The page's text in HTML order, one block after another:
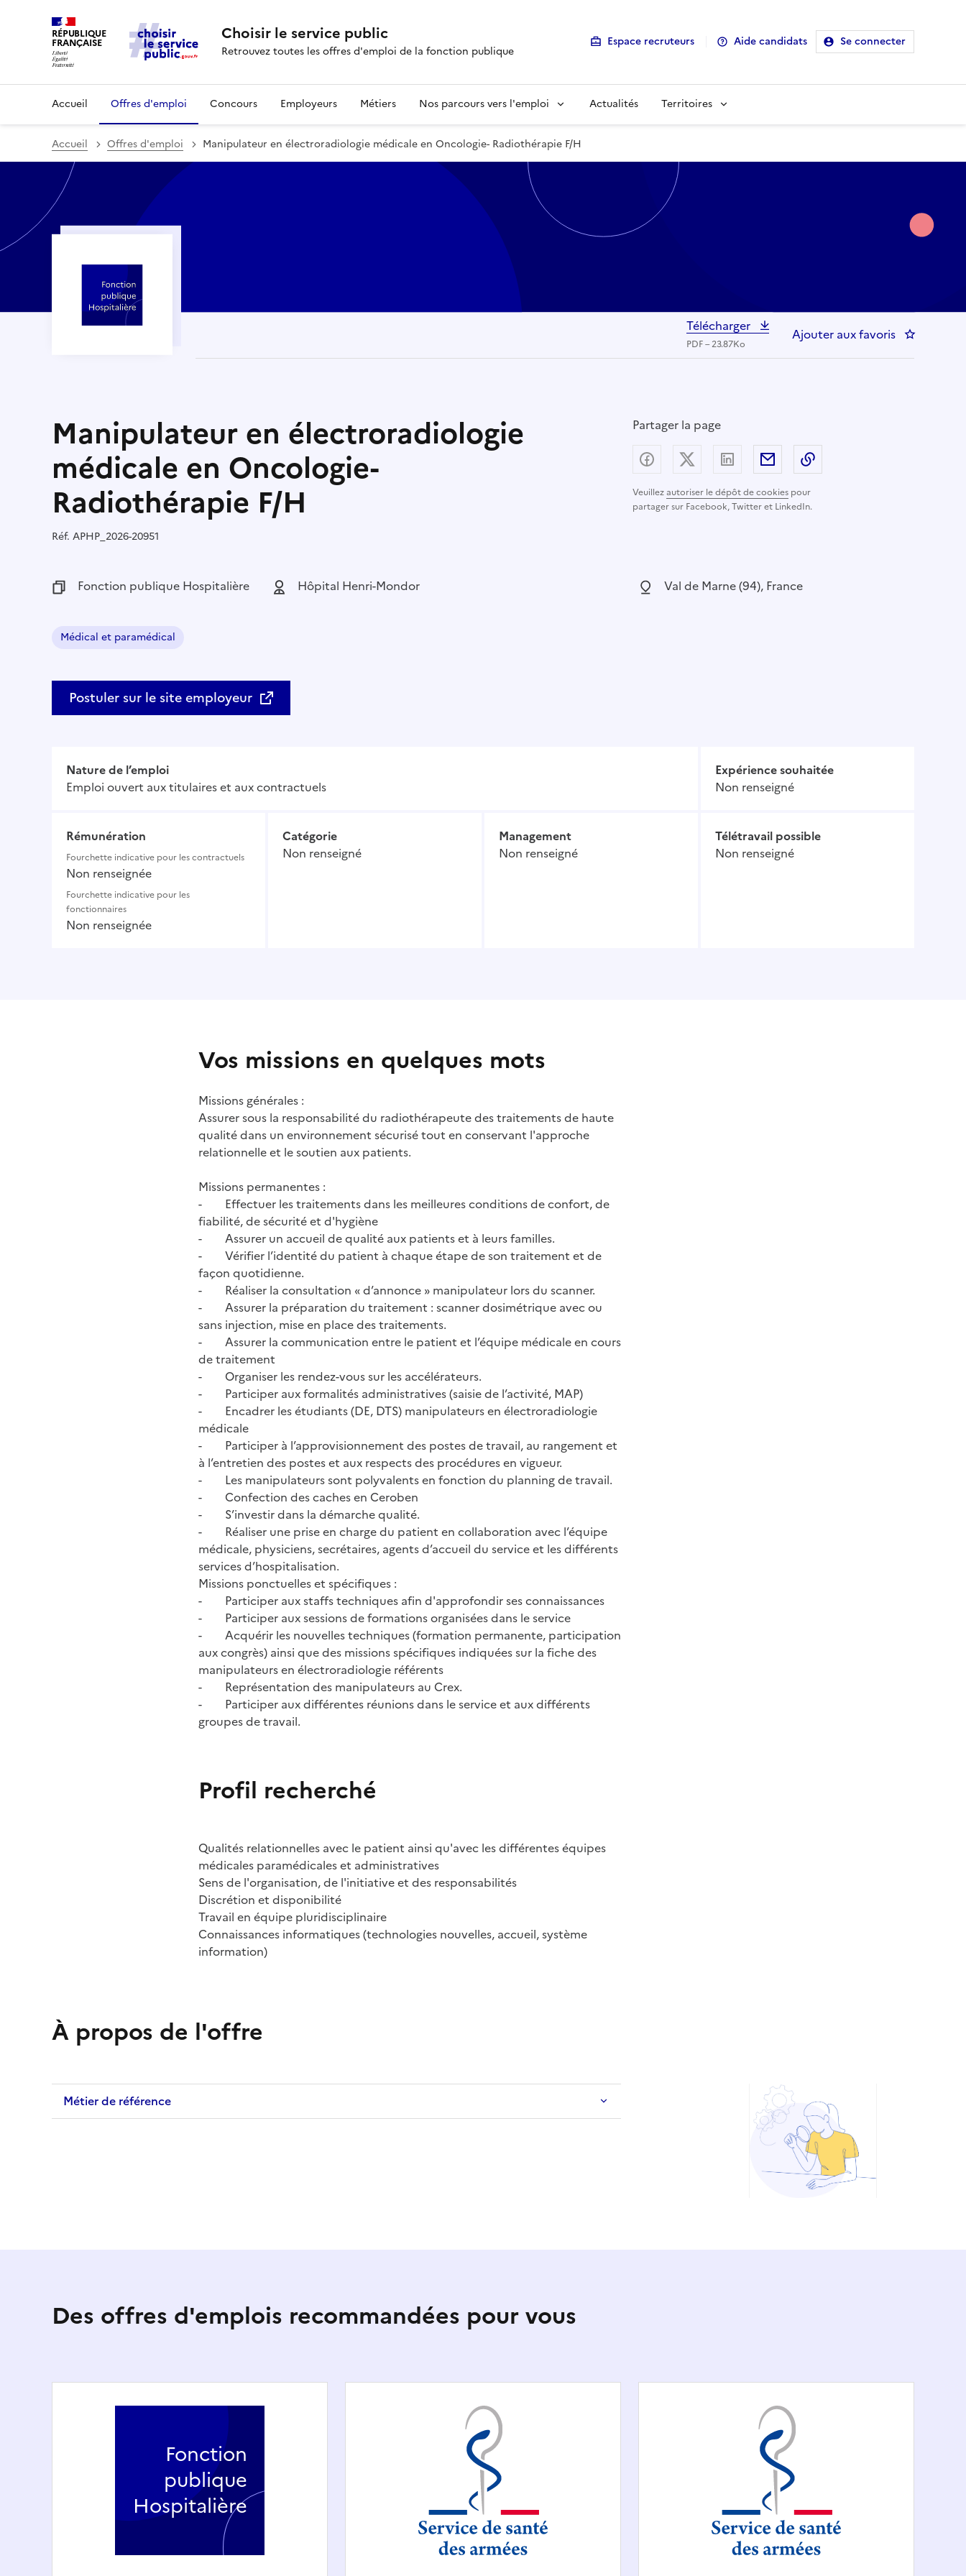
RÉPUBLIQUE
FRANÇAISE Choisir le service public
Retrouvez toutes les offres d'emploi de la fonction publique
Espace recruteurs Aide candidats Se connecter
Accueil Offres d'emploi Concours Employeurs Métiers Nos parcours vers l'emploi Actualités Territoires
Accueil Offres d'emploi Manipulateur en électroradiologie médicale en Oncologie- Radiothérapie F/H
Télécharger
PDF – 23.87Ko
Ajouter aux favoris :
Manipulateur en électroradiologie
médicale en Oncologie-
Radiothérapie F/H
Partager la page
Veuillezautoriser le dépôt de cookies pour
partager sur Facebook, Twitter et LinkedIn.
Partager sur Facebook
Partager sur X (anciennement Twitter) -
Partager sur LinkedIn
Partager par email
Réf. Référence :
APHP_2026-20951
Fonction publique :
Fonction publique Hospitalière Employeur :
Hôpital Henri-Mondor Localisation :
Val de Marne (94), France
Médical et paramédical
Postuler sur le site employeur
Nature de l’emploi
Emploi ouvert aux titulaires et aux contractuels
Expérience souhaitée
Non renseigné
Rémunération
Fourchette indicative pour les contractuels
Non renseignée
Fourchette indicative pour les
fonctionnaires
Non renseignée
Catégorie
Non renseigné
Management
Non renseigné
Télétravail possible
Non renseigné
Vos missions en quelques mots
Missions générales :
Assurer sous la responsabilité du radiothérapeute des traitements de haute
qualité dans un environnement sécurisé tout en conservant l'approche
relationnelle et le soutien aux patients.
Missions permanentes :
- Effectuer les traitements dans les meilleures conditions de confort, de
fiabilité, de sécurité et d'hygiène
- Assurer un accueil de qualité aux patients et à leurs familles.
- Vérifier l’identité du patient à chaque étape de son traitement et de
façon quotidienne.
- Réaliser la consultation « d’annonce » manipulateur lors du scanner.
- Assurer la préparation du traitement : scanner dosimétrique avec ou
sans injection, mise en place des traitements.
- Assurer la communication entre le patient et l’équipe médicale en cours
de traitement
- Organiser les rendez-vous sur les accélérateurs.
- Participer aux formalités administratives (saisie de l’activité, MAP)
- Encadrer les étudiants (DE, DTS) manipulateurs en électroradiologie
médicale
- Participer à l’approvisionnement des postes de travail, au rangement et
à l’entretien des postes et aux respects des procédures en vigueur.
- Les manipulateurs sont polyvalents en fonction du planning de travail.
- Confection des caches en Ceroben
- S’investir dans la démarche qualité.
- Réaliser une prise en charge du patient en collaboration avec l’équipe
médicale, physiciens, secrétaires, agents d’accueil du service et les différents
services d’hospitalisation.
Missions ponctuelles et spécifiques :
- Participer aux staffs techniques afin d'approfondir ses connaissances
- Participer aux sessions de formations organisées dans le service
- Acquérir les nouvelles techniques (formation permanente, participation
aux congrès) ainsi que des missions spécifiques indiquées sur la fiche des
manipulateurs en électroradiologie référents
- Représentation des manipulateurs au Crex.
- Participer aux différentes réunions dans le service et aux différents
groupes de travail.
Profil recherché
Qualités relationnelles avec le patient ainsi qu'avec les différentes équipes
médicales paramédicales et administratives
Sens de l'organisation, de l'initiative et des responsabilités
Discrétion et disponibilité
Travail en équipe pluridisciplinaire
Connaissances informatiques (technologies nouvelles, accueil, système
information)
À propos de l'offre
Métier de référence
Des offres d'emplois recommandées pour vous
Fonction
publique
Hospitalière